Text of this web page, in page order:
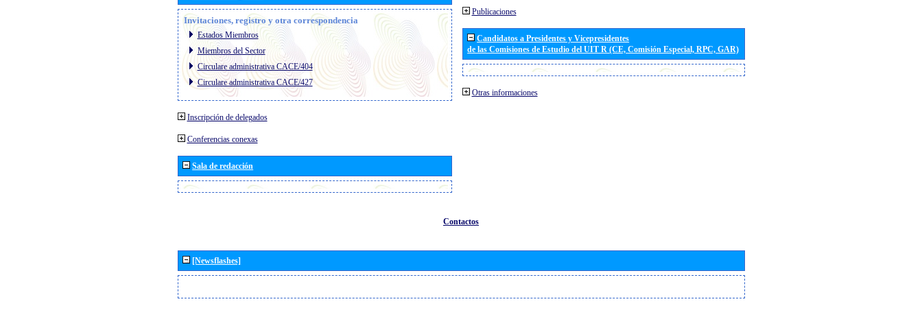
Invitaciones, registro y otra correspondencia
Estados Miembros
Miembros del Sector
Circulare administrativa CACE/404
Circulare administrativa CACE/427
Inscripción de delegados
Conferencias conexas
Sala de redacción
Publicaciones
Candidatos a Presidentes y Vicepresidentes
de las Comisiones de Estudio del UIT R (CE, Comisión Especial, RPC, GAR)
Otras informaciones
Contactos
[Newsflashes]